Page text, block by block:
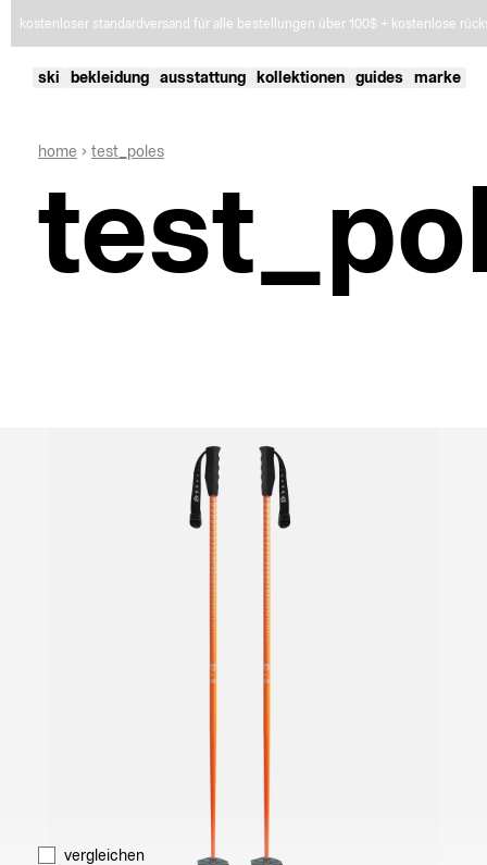
kostenloser standardversand für alle bestellungen über 100$ + kostenlose
ski bekleidung ausstattung kollektionen guides marke
home test_poles
vergleichen